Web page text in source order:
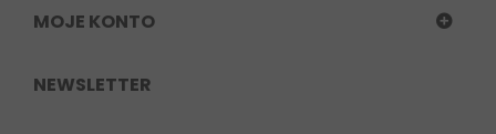
MOJE KONTO
NEWSLETTER